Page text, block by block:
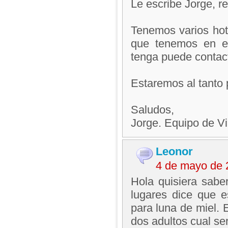
Le escribe Jorge,
Tenemos varios
que tenemos en
tenga puede
Estaremos al tanto
Saludos,
Jorge. Equipo de
Leonor
4 de mayo de
Hola quisiera
lugares dice que
para luna de miel.
dos adultos cual